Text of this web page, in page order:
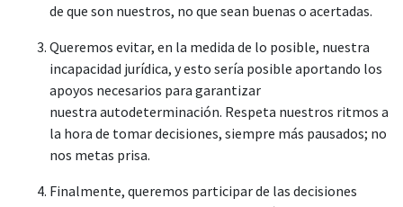
de que son nuestros, no que sean buenas o acertadas.
Queremos evitar, en la medida de lo posible, nuestra
incapacidad jurídica, y esto sería posible aportando los
apoyos necesarios para garantizar
nuestra autodeterminación. Respeta nuestros ritmos a
la hora de tomar decisiones, siempre más pausados; no
nos metas prisa.
Finalmente, queremos participar de las decisiones